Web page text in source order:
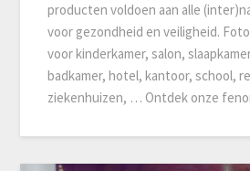
producten voldoen aan alle
voor gezondheid en veiligheid.
voor kinderkamer, salon,
badkamer, hotel, kantoor, school,
ziekenhuizen, … Ontdek onze